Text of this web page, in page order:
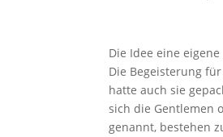
Die Idee eine
Die Begeisterung
hatte auch sie
sich die Gentlemen
genannt, bestehen